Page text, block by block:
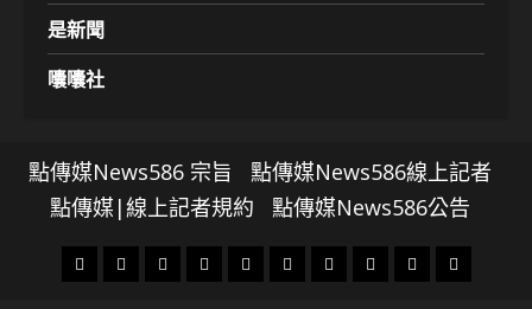
是新聞
囔囔社
點傳媒News586 宗旨
點傳媒News586線上記者
點傳媒|線上記者規約
點傳媒News586公告
頭
財
地
文
專
娛
政
國
運
生